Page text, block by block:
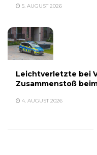
5. AUGUST 2026
Leichtverletzte bei
Zusammenstoß
4. AUGUST 2026